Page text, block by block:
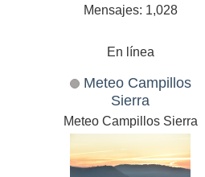
Mensajes: 1,028
En línea
Meteo Campillos
Sierra
Meteo Campillos Sierra